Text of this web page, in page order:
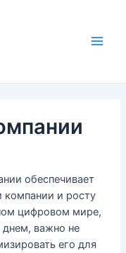
обеспечивает
компании и росту
цифровом мире,
днем, важно не
его для